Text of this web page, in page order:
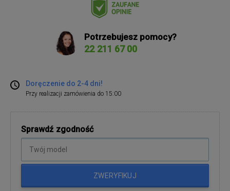
Potrzebujesz pomocy?
22 211 67 00
Doręczenie do 2-4 dni!
Przy realizacji zamówienia do 15:00
Sprawdź zgodność
ZWERYFIKUJ